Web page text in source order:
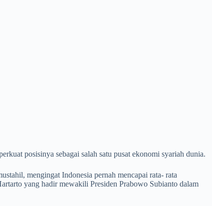
posisinya sebagai salah satu pusat ekonomi syariah dunia.
mengingat Indonesia pernah mencapai rata- rata
yang hadir mewakili Presiden Prabowo Subianto dalam